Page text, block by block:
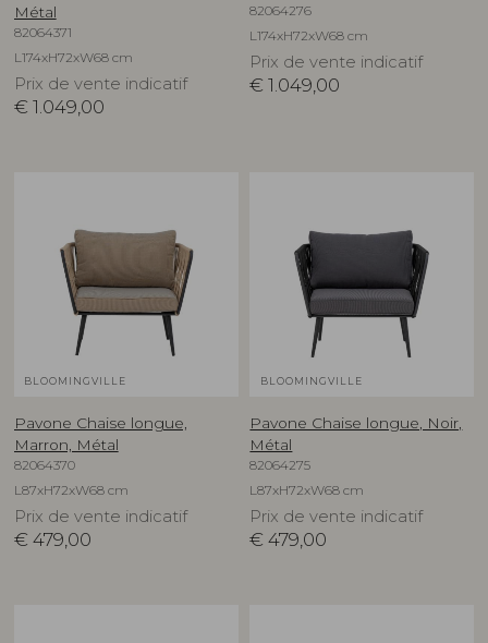
Métal
82064371
L174xH72xW68 cm
Prix de vente indicatif
€ 1.049,00
82064276
L174xH72xW68 cm
Prix de vente indicatif
€ 1.049,00
BLOOMINGVILLE
Pavone Chaise longue,
Marron, Métal
82064370
L87xH72xW68 cm
Prix de vente indicatif
€ 479,00
BLOOMINGVILLE
Pavone Chaise longue, Noir,
Métal
82064275
L87xH72xW68 cm
Prix de vente indicatif
€ 479,00